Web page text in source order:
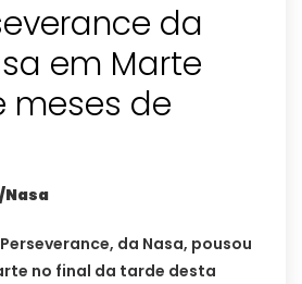
da
em Marte
meses de
Nasa
da Nasa, pousou
no final da tarde desta